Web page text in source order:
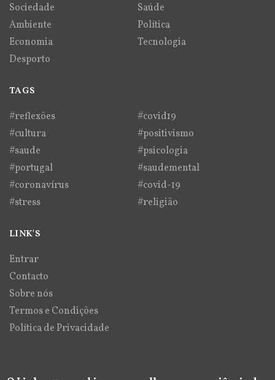
Sociedade
Saúde
Ambiente
Política
Economia
Tecnologia
Desporto
TAGS
#reflexões
#covid19
#cultura
#positivismo
#saude
#psicologia
#portugal
#saudemental
#coronavírus
#covid-19
#stress
#religião
LINK'S
Entrar
Contacto
Sobre nós
Termos e Condições
Política de Privacidade